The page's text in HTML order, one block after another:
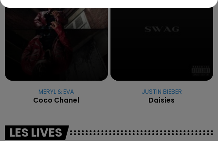
MERYL & EVA
Coco Chanel
JUSTIN BIEBER
Daisies
LES LIVES